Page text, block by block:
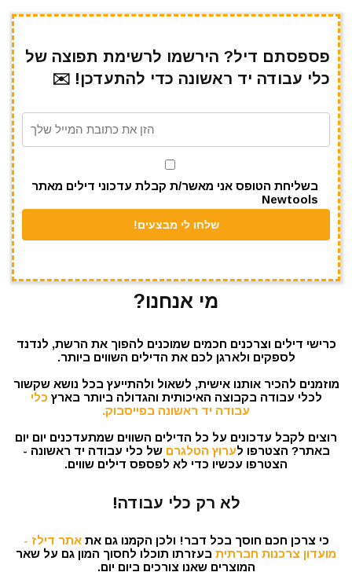
a
e
b
o
w
te
r
m
l
h
s
A
p
el
gr
a
m
h
e
פספסתם דיל? הירשמו לרשימת תפוצה של
כלי עבודה יד ראשונה כדי להתעדכן! ✉️
בשליחת הטופס אני מאשר/ת קבלת עדכוני דילים מאתר
Newtools
מי אנחנו?
כרישי דילים וצרכנים חכמים שמוכנים להפוך את הרשת, לנדנד
לספקים ולארגן לכם את הדילים השווים ביותר.
מוזמנים להכיר אותנו אישית, לשאול ולהתייעץ בכל נושא שקשור
לכלי עבודה בקבוצה האיכותית והגדולה ביותר בארץ כלי
עבודה יד ראשונה בפייסבוק.
רוצים לקבל עדכונים על כל הדילים השווים שמתעדכנים יום יום
באתר? הצטרפו לערוץ הטלגרם של כלי עבודה יד ראשונה -
הצטרפו עכשיו כדי לא לפספס דילים שווים.
לא רק כלי עבודה!
כי צרכן חכם חוסך בכל דבר! ולכן הקמנו גם אתאתר דילז -
מועדון צרכנות חברתית בעזרתו תוכלו לחסוך המון גם על שאר
המוצרים שאנו צורכים ביום יום.